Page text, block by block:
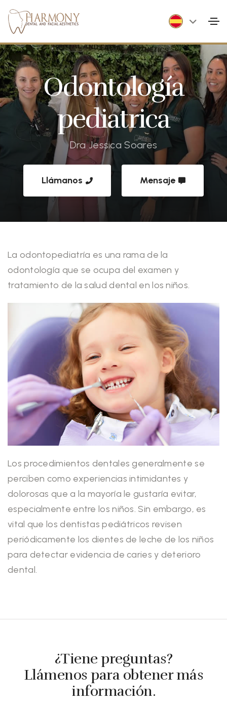
Odontología
pediatrica
Dra Jessica Soares
Llámanos Mensaje
La odontopediatría es una rama de la
odontología que se ocupa del examen y
tratamiento de la salud dental en los niños.
Los procedimientos dentales generalmente se
perciben como experiencias intimidantes y
dolorosas que a la mayoría le gustaría evitar,
especialmente entre los niños. Sin embargo, es
vital que los dentistas pediátricos revisen
periódicamente los dientes de leche de los niños
para detectar evidencia de caries y deterioro
dental.
¿Tiene preguntas?
Llámenos para obtener más
información.